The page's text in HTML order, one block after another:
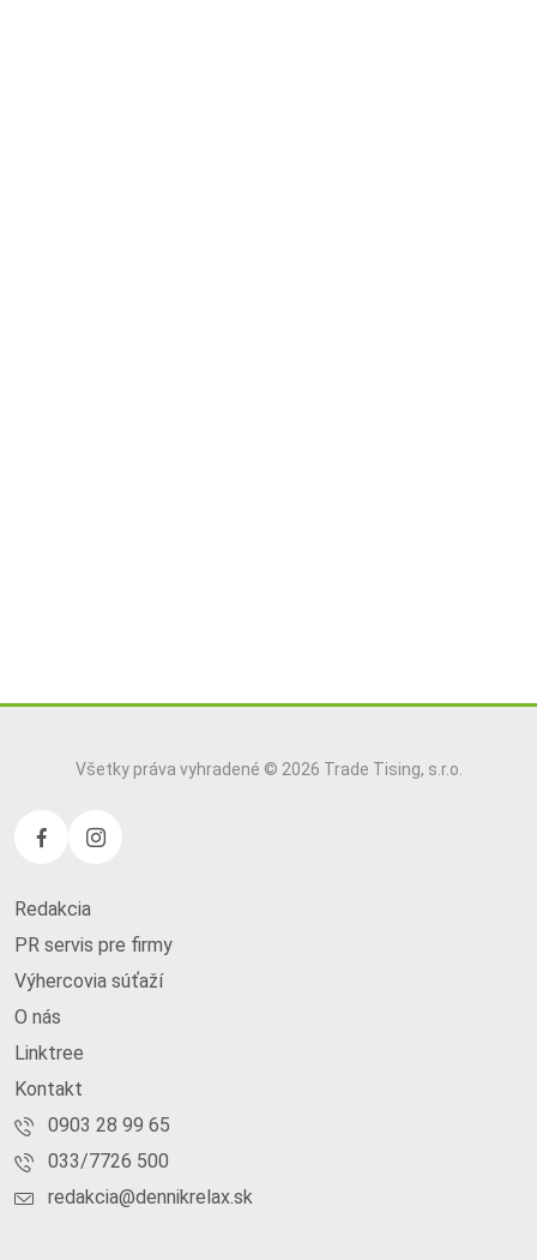
Všetky práva vyhradené © 2026 Trade Tising, s.r.o.
Redakcia
PR servis pre firmy
Výhercovia súťaží
O nás
Linktree
Kontakt
0903 28 99 65
033/7726 500
redakcia@dennikrelax.sk